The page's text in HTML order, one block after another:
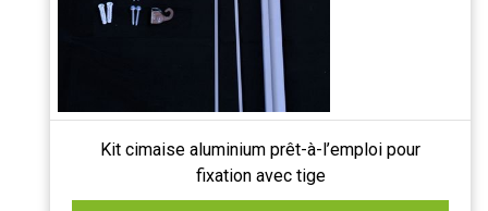
Kit cimaise aluminium prêt-à-l’emploi pour
fixation avec tige